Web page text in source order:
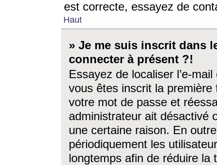
est correcte, essayez de
Haut
» Je me suis inscrit dans
connecter à présent ?!
Essayez de localiser l’e-
vous êtes inscrit la première
votre mot de passe et
administrateur ait désactivé
une certaine raison. En
périodiquement les
longtemps afin de réduire la